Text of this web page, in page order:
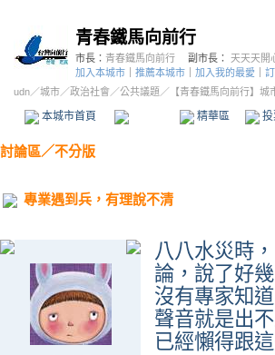
青春鐵馬向前行
市長： 青春鐵馬向前行 副市長： 天天天開
加入本城市
推薦本城市 加入我的最愛
udn／城市／政治社會 ／公共議題 ／ 【青春鐵馬向前行】城
本城市首頁 精華區 投
討論區／不分版
專業遇到兵，有理說不清
八八水災時
論，說了好
沒有專家知
聲音就是出
已經懶得跟